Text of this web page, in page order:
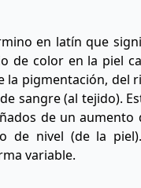
en latín que
de color en la piel
la pigmentación, del
sangre (al tejido).
de un aumento
de nivel (de la
variable.